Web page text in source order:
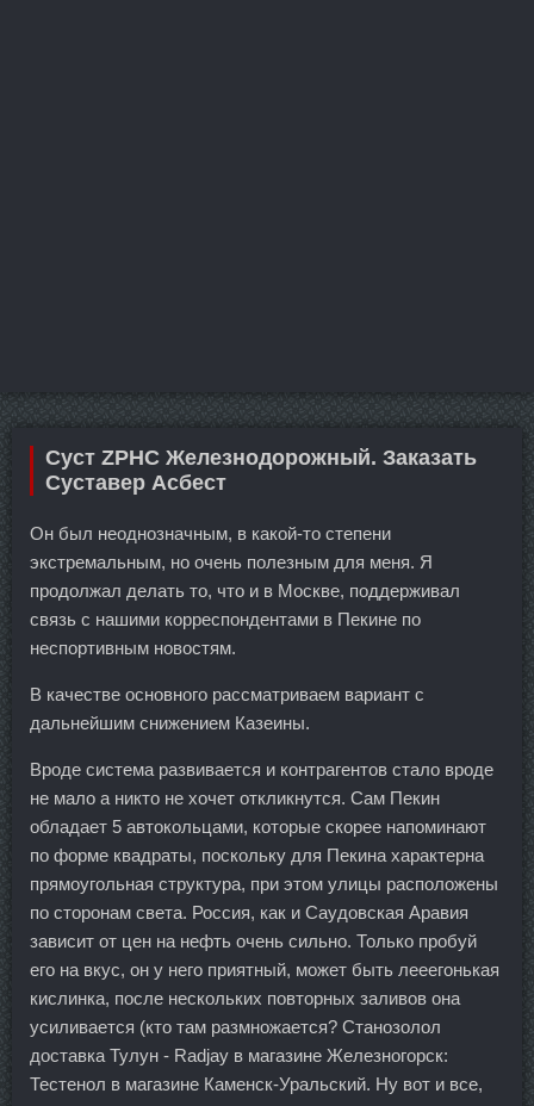
Суст ZPHC Железнодорожный. Заказать
Суставер Асбест
Он был неоднозначным, в какой-то степени
экстремальным, но очень полезным для меня. Я
продолжал делать то, что и в Москве, поддерживал
связь с нашими корреспондентами в Пекине по
неспортивным новостям.
В качестве основного рассматриваем вариант с
дальнейшим снижением Казеины.
Вроде система развивается и контрагентов стало вроде
не мало а никто не хочет откликнутся. Сам Пекин
обладает 5 автокольцами, которые скорее напоминают
по форме квадраты, поскольку для Пекина характерна
прямоугольная структура, при этом улицы расположены
по сторонам света. Россия, как и Саудовская Аравия
зависит от цен на нефть очень сильно. Только пробуй
его на вкус, он у него приятный, может быть лееегонькая
кислинка, после нескольких повторных заливов она
усиливается (кто там размножается? Станозолол
доставка Тулун - Radjay в магазине Железногорск:
Тестенол в магазине Каменск-Уральский. Ну вот и все,